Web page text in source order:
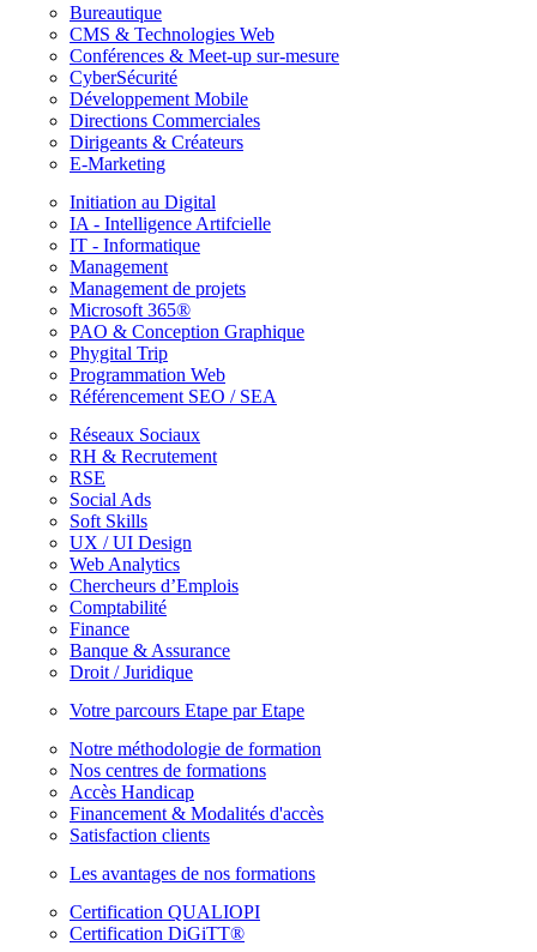
Bureautique
CMS & Technologies Web
Conférences & Meet-up sur-mesure
CyberSécurité
Développement Mobile
Directions Commerciales
Dirigeants & Créateurs
E-Marketing
Initiation au Digital
IA - Intelligence Artifcielle
IT - Informatique
Management
Management de projets
Microsoft 365®
PAO & Conception Graphique
Phygital Trip
Programmation Web
Référencement SEO / SEA
Réseaux Sociaux
RH & Recrutement
RSE
Social Ads
Soft Skills
UX / UI Design
Web Analytics
Chercheurs d’Emplois
Comptabilité
Finance
Banque & Assurance
Droit / Juridique
Votre parcours Etape par Etape
Notre méthodologie de formation
Nos centres de formations
Accès Handicap
Financement & Modalités d'accès
Satisfaction clients
Les avantages de nos formations
Certification QUALIOPI
Certification DiGiTT®